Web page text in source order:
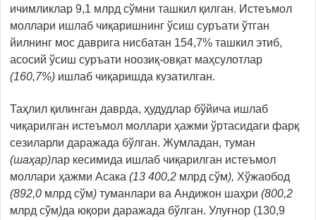
ичимликлар 9,1 млрд сўмни ташкил қилган. Истеъмол
моллари ишлаб чиқаришнинг ўсиш суръати ўтган
йилнинг мос даврига нисбатан 154,7% ташкил этиб,
асосий ўсиш суръати ноозиқ-овқат маҳсулотлар
(160,7%) ишлаб чиқаришда кузатилган.
Таҳлил қилинган даврда, ҳудудлар бўйича ишлаб
чиқарилган истеъмол моллари ҳажми ўртасидаги фарқ
сезиларли даражада бўлган. Жумладан, туман
(шаҳар)лар кесимида ишлаб чиқарилган истеъмол
моллари ҳажми Aсака (13 400,2 млрд сўм), Хўжаобод
(892,0 млрд сўм) туманлари ва Aндижон шаҳри (800,2
млрд сўм)да юқори даражада бўлган. Улуғнор (130,9